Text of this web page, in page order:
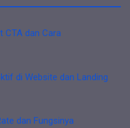
CTA dan Cara
di Website dan Landing
dan Fungsinya